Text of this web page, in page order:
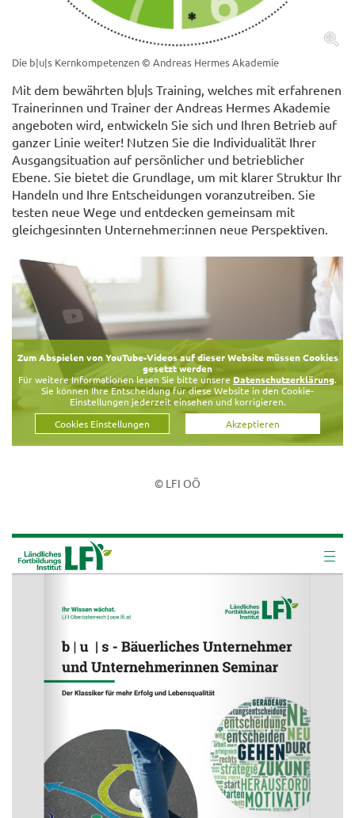
Die b|u|s Kernkompetenzen © Andreas Hermes Akademie
Mit dem bewährten b|u|s Training, welches mit erfahrenen
Trainerinnen und Trainer der Andreas Hermes Akademie
angeboten wird, entwickeln Sie sich und Ihren Betrieb auf
ganzer Linie weiter! Nutzen Sie die Individualität Ihrer
Ausgangsituation auf persönlicher und betrieblicher
Ebene. Sie bietet die Grundlage, um mit klarer Struktur Ihr
Handeln und Ihre Entscheidungen voranzutreiben. Sie
testen neue Wege und entdecken gemeinsam mit
gleichgesinnten Unternehmer:innen neue Perspektiven.
Zum Abspielen von YouTube-Videos auf dieser Website müssen Cookies
gesetzt werden
Für weitere Informationen lesen Sie bitte unsereDatenschutzerklärung.
Sie können Ihre Entscheidung für diese Website in den Cookie-
Einstellungen jederzeit einsehen und korrigieren.
Akzeptieren
Cookies Einstellungen
© LFI OÖ